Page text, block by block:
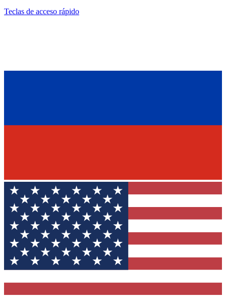
Teclas de acceso rápido